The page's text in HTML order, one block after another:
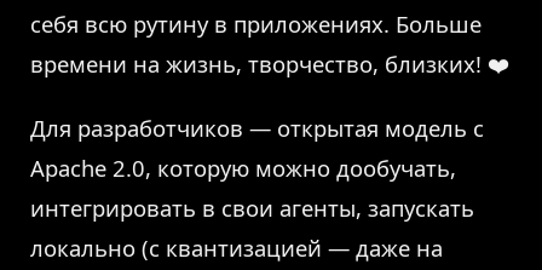
себя всю рутину в приложениях. Больше
времени на жизнь, творчество, близких! ❤️
Для разработчиков — открытая модель с
Apache 2.0, которую можно дообучать,
интегрировать в свои агенты, запускать
локально (с квантизацией — даже на